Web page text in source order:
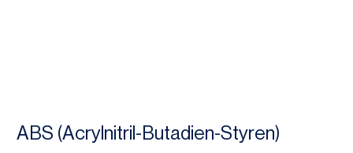
ABS (Acrylnitril-Butadien-Styren)